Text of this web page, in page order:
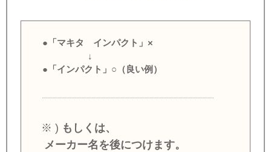
●「マキタ インパクト」×
↓
●「インパクト」○（良い例）
※ ) もしくは、
メーカー名を後につけます。